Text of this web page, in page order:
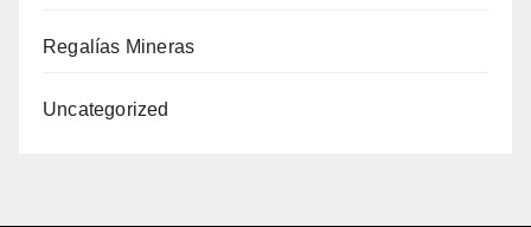
Regalías Mineras
Uncategorized